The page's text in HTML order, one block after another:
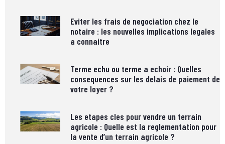
Eviter les frais de negociation chez le
notaire : les nouvelles implications legales
a connaitre
Terme echu ou terme a echoir : Quelles
consequences sur les delais de paiement de
votre loyer ?
Les etapes cles pour vendre un terrain
agricole : Quelle est la reglementation pour
la vente d’un terrain agricole ?